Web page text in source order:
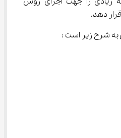
دهد.
شرح زیر است :